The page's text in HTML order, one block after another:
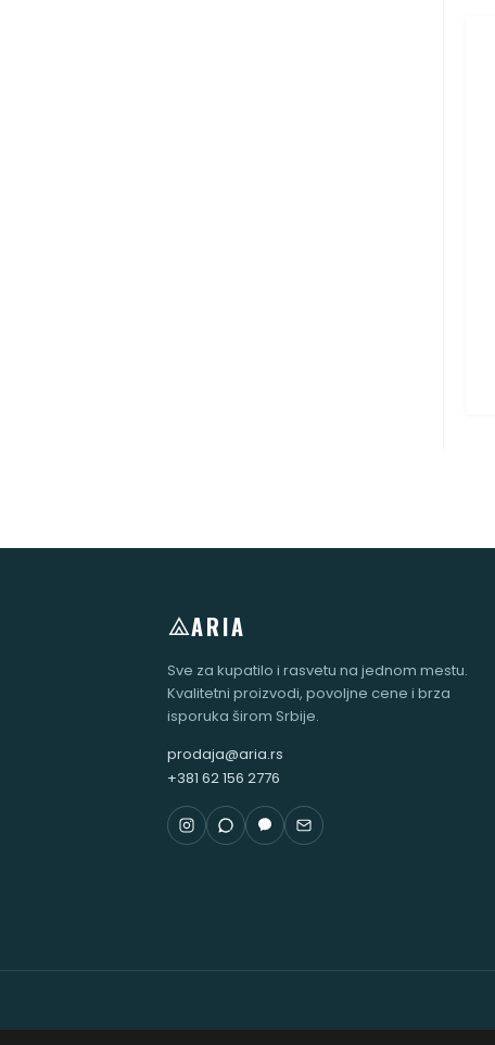
ARIA
Sve za kupatilo i rasvetu na jednom mestu.
Kvalitetni proizvodi, povoljne cene i brza
isporuka širom Srbije.
prodaja@aria.rs
+381 62 156 2776